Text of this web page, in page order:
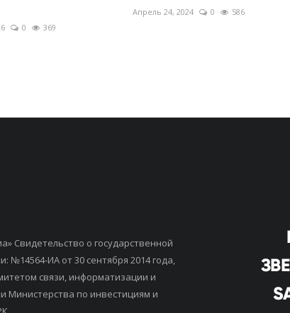
0 369
Апрель 24, 2024 0 586
Свидетельство о государственной
№14564-ИА от 30 сентября 2014 года,
связи, информатизации и
Министерства по инвестициям и